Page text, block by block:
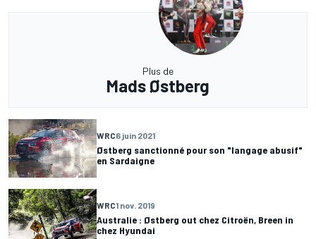
Plus de
Mads Østberg
WRC6 juin 2021
Østberg sanctionné pour son "langage abusif"
en Sardaigne
WRC1 nov. 2019
Australie : Østberg out chez Citroën, Breen in
chez Hyundai